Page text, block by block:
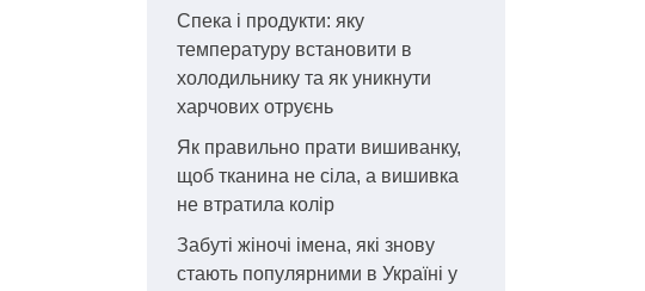
Спека і продукти: яку
температуру встановити в
холодильнику та як уникнути
харчових отруєнь
Як правильно прати вишиванку,
щоб тканина не сіла, а вишивка
не втратила колір
Забуті жіночі імена, які знову
стають популярними в Україні у